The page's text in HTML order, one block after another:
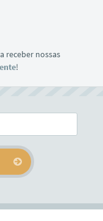
receber nossas
!